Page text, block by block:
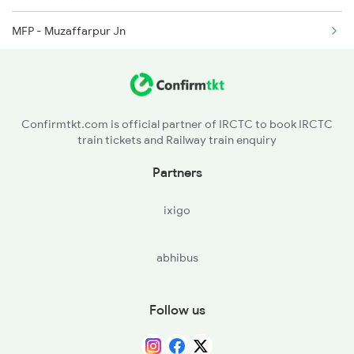
MFP - Muzaffarpur Jn
CPR - Chhapra
Confirmtkt.com is official partner of IRCTC to book IRCTC
train tickets and Railway train enquiry
Partners
ixigo
abhibus
Follow us